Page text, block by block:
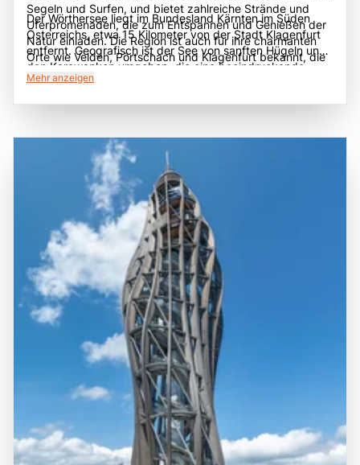
Segeln und Surfen, und bietet zahlreiche Strände und
Uferpromenaden, die zum Entspannen und Genießen der
Natur einladen. Die Region ist auch für ihre charmanten
Orte wie Velden, Pörtschach und Klagenfurt bekannt, die
mit ihren historischen Gebäuden, lebhaften Cafés und
Wörthersee hat eine lange Geschichte als Erholungsort,
Gesellschaft entdeckt wurde. Ein Besuch am Wörthersee
ist eine hervorragende Gelegenheit, die Schönheit der
Natur zu erleben, die lokale Kultur zu genießen und
unvergessliche Erinnerungen in einer der schönsten
Regionen Österreichs zu sammeln.
Der Wörthersee liegt im Bundesland Kärnten im Süden
Österreichs, etwa 15 Kilometer von der Stadt Klagenfurt
entfernt. Geografisch ist der See von sanften Hügeln und
den Karawanken umgeben, die eine beeindruckende
Kulisse bieten. Der Wörthersee ist leicht von größeren
von Wander- und Radwegen, die es den Besuchern
ermöglichen, die umliegende Natur zu erkunden. Die
zentrale Lage des Wörthersees macht ihn zu einem
idealen Ausgangspunkt für Erkundungen in der
Umgebung, und die Kombination aus atemberaubender
Natur, kulturellen Erlebnissen und der Nähe zu
historischen Sehenswürdigkeiten macht den Wörthersee
zu einem bereichernden Erlebnis für alle, die die
Faszination dieser einzigartigen Region entdecken
möchten.
Mehr anzeigen